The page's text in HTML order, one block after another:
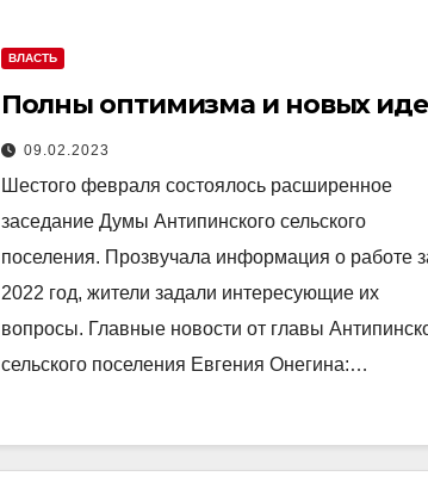
ВЛАСТЬ
Полны оптимизма и новых
09.02.2023
Шестого февраля состоялось расширенное
заседание Думы Антипинского сельского
поселения. Прозвучала информация о работе
2022 год, жители задали интересующие их
вопросы. Главные новости от главы
сельского поселения Евгения Онегина:…